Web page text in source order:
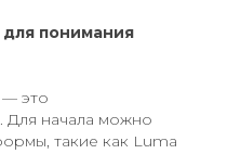
понимания
— это
Для начала можно
такие как Luma